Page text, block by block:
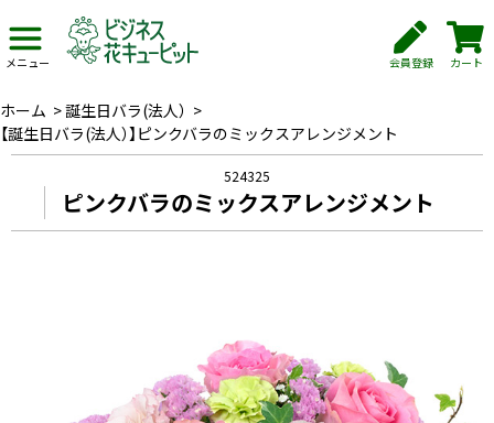
メニュー 会員登録 カート
ホーム >誕生日バラ(法人） >
【誕生日バラ(法人）】ピンクバラのミックスアレンジメント
524325
ピンクバラのミックスアレンジメント